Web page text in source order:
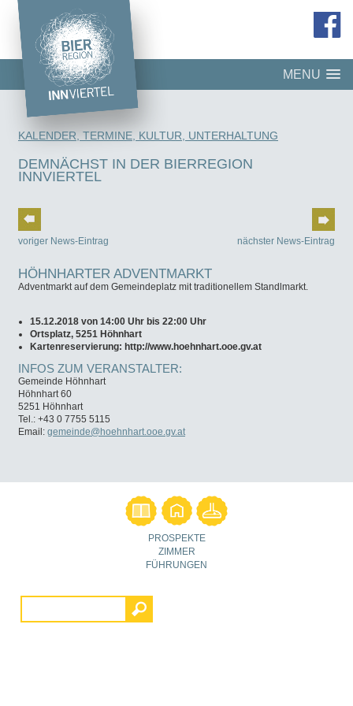
MENU
KALENDER, TERMINE, KULTUR, UNTERHALTUNG
DEMNÄCHST IN DER BIERREGION
INNVIERTEL
voriger News-Eintrag nächster News-Eintrag
HÖHNHARTER ADVENTMARKT
Adventmarkt auf dem Gemeindeplatz mit traditionellem Standlmarkt.
15.12.2018 von 14:00 Uhr bis 22:00 Uhr
Ortsplatz, 5251 Höhnhart
Kartenreservierung: http://www.hoehnhart.ooe.gv.at
INFOS ZUM VERANSTALTER:
Gemeinde Höhnhart
Höhnhart 60
5251 Höhnhart
Tel.: +43 0 7755 5115
Email: gemeinde@hoehnhart.ooe.gv.at
PROSPEKTE
ZIMMER
FÜHRUNGEN